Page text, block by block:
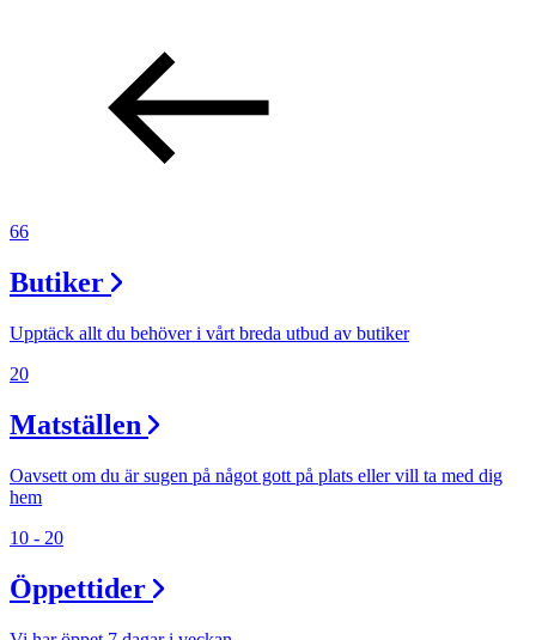
Kundklubb
Inspiration
Presentkort
Min Shopping-app
66
Butiker
Upptäck allt du behöver i vårt breda utbud av butiker
20
Matställen
Oavsett om du är sugen på något gott på plats eller vill ta med dig
hem
10 - 20
Öppettider